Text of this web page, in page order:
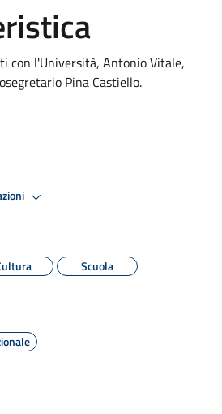
con l'Università, Antonio Vitale,
Pina Castiello.
Scuola